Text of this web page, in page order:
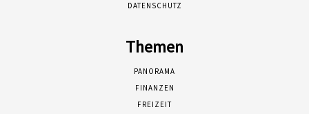
DATENSCHUTZ
Themen
PANORAMA
FINANZEN
FREIZEIT